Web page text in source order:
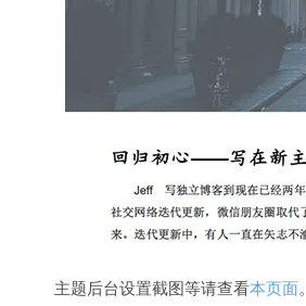
主题后台设置截图等请查看本页面。